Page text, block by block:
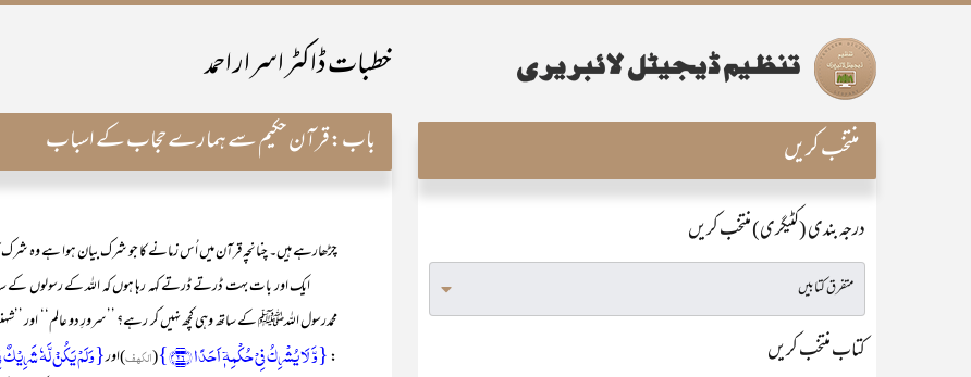
خطبات ڈاکٹر اسرار احمد
باب:قرآن حکیم سے ہمارے حجاب کے اسباب
چڑھارہے ہیں۔ چنانچہ قرآن میں اُس زمانے کا جو شرک بیان ہوا ہے وہ
ایک اور بات بہت ڈرتے ڈرتے کہہ رہا ہوں کہ اللہ کے رسولوں کے ساتھ جو
محمدرسول اللہﷺ کے ساتھ وہی کچھ نہیں کر رہے؟ ’’سرورِ دو عالم‘‘ اور
:{وَّ لَا یُشۡرِکُ فِیۡ حُکۡمِہٖۤ اَحَدًا ﴿۲۶﴾} (الکہف)اور{وَلَمْ یَکُنْ لَّہٗ
منتخب کریں
درجہ بندی (کٹیگری) منتخب کریں
کتاب منتخب کریں